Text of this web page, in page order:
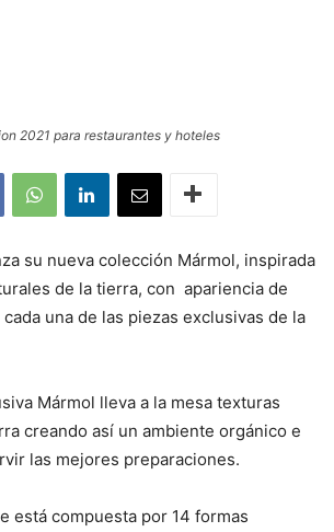
2021 para restaurantes y hoteles
su nueva colección Mármol, inspirada
de la tierra, con apariencia de
una de las piezas exclusivas de la
Mármol lleva a la mesa texturas
creando así un ambiente orgánico e
las mejores preparaciones.
está compuesta por 14 formas